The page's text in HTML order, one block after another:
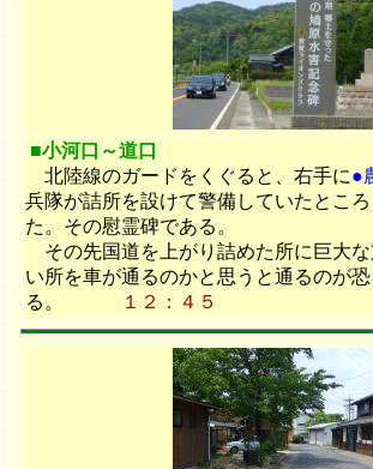
■小河口～道口
北陸線のガードをくぐると、右手に●
兵隊が詰所を設けて警備していたとこ
た。その慰霊碑である。
その先国道を上がり詰めた所に巨大
い所を車が通るのかと思うと通るのが
る。
１２：４５